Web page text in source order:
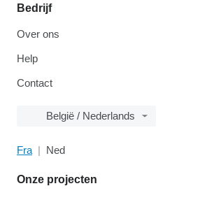
Bedrijf
Over ons
Help
Contact
België / Nederlands
Fra Ned
Onze projecten